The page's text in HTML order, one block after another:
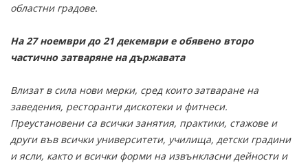
областни градове.
На 27 ноември до 21 декември е обявено второ
частично затваряне на държавата
Влизат в сила нови мерки, сред които затваране на
заведения, ресторанти дискотеки и фитнеси.
Преустановени са всички занятия, практики, стажове и
други във всички университети, училища, детски градини
и ясли, както и всички форми на извънкласни дейности и